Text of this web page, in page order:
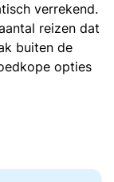
verrekend.
reizen dat
buiten de
opties